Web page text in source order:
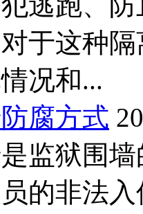
于这种
况和...
腐方式
监狱围
的非法